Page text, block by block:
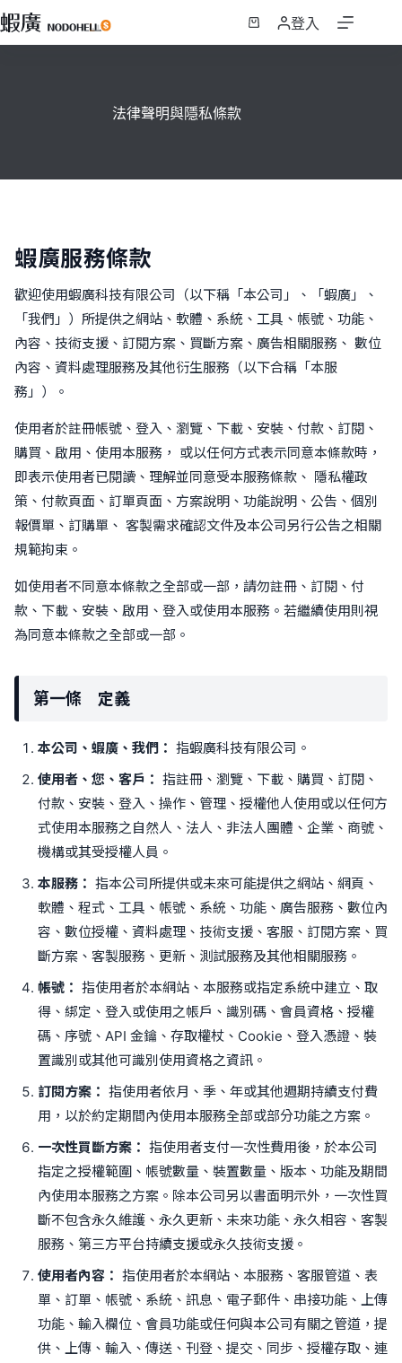
跳
至
登入
法律聲明與隱私條款
蝦廣服務條款
歡迎使用蝦廣科技有限公司（以下稱「本公司」、「蝦廣」、
「我們」）所提供之網站、軟體、系統、工具、帳號、功能、
內容、技術支援、訂閱方案、買斷方案、廣告相關服務、 數位
內容、資料處理服務及其他衍生服務（以下合稱「本服
務」）。
使用者於註冊帳號、登入、瀏覽、下載、安裝、付款、訂閱、
購買、啟用、使用本服務， 或以任何方式表示同意本條款時，
即表示使用者已閱讀、理解並同意受本服務條款、 隱私權政
策、付款頁面、訂單頁面、方案說明、功能說明、公告、個別
報價單、訂購單、 客製需求確認文件及本公司另行公告之相關
規範拘束。
如使用者不同意本條款之全部或一部，請勿註冊、訂閱、付
款、下載、安裝、啟用、登入或使用本服務。若繼續使用則視
為同意本條款之全部或一部。
第一條 定義
本公司、蝦廣、我們： 指蝦廣科技有限公司。
使用者、您、客戶： 指註冊、瀏覽、下載、購買、訂閱、
付款、安裝、登入、操作、管理、授權他人使用或以任何方
式使用本服務之自然人、法人、非法人團體、企業、商號、
機構或其受授權人員。
本服務： 指本公司所提供或未來可能提供之網站、網頁、
軟體、程式、工具、帳號、系統、功能、廣告服務、數位內
容、數位授權、資料處理、技術支援、客服、訂閱方案、買
斷方案、客製服務、更新、測試服務及其他相關服務。
帳號： 指使用者於本網站、本服務或指定系統中建立、取
得、綁定、登入或使用之帳戶、識別碼、會員資格、授權
碼、序號、API 金鑰、存取權杖、Cookie、登入憑證、裝
置識別或其他可識別使用資格之資訊。
訂閱方案： 指使用者依月、季、年或其他週期持續支付費
用，以於約定期間內使用本服務全部或部分功能之方案。
一次性買斷方案： 指使用者支付一次性費用後，於本公司
指定之授權範圍、帳號數量、裝置數量、版本、功能及期間
內使用本服務之方案。除本公司另以書面明示外，一次性買
斷不包含永久維護、永久更新、未來功能、永久相容、客製
服務、第三方平台持續支援或永久技術支援。
使用者內容： 指使用者於本網站、本服務、客服管道、表
單、訂單、帳號、系統、訊息、電子郵件、串接功能、上傳
功能、輸入欄位、會員功能或任何與本公司有關之管道，提
供、上傳、輸入、傳送、刊登、提交、同步、授權存取、連